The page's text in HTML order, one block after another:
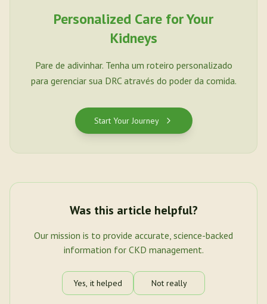
Personalized Care for Your
Kidneys
Pare de adivinhar. Tenha um roteiro personalizado
para gerenciar sua DRC através do poder da comida.
Start Your Journey
Was this article helpful?
Our mission is to provide accurate, science-backed
information for CKD management.
Yes, it helped Not really